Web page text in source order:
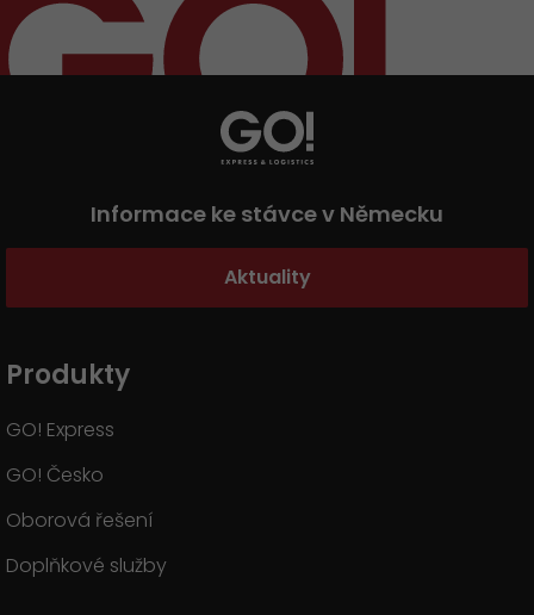
Informace ke stávce v Německu
Aktuality
Produkty
GO! Express
GO! Česko
Oborová řešení
Doplňkové služby